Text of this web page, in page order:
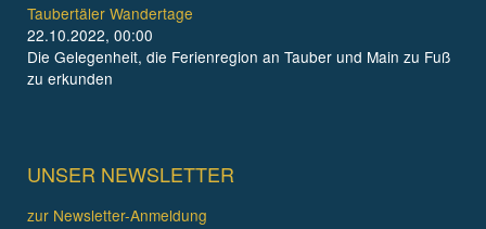
Taubertäler Wandertage
22.10.2022, 00:00
Die Gelegenheit, die Ferienregion an Tauber und Main zu Fuß
zu erkunden
UNSER NEWSLETTER
zur Newsletter-Anmeldung